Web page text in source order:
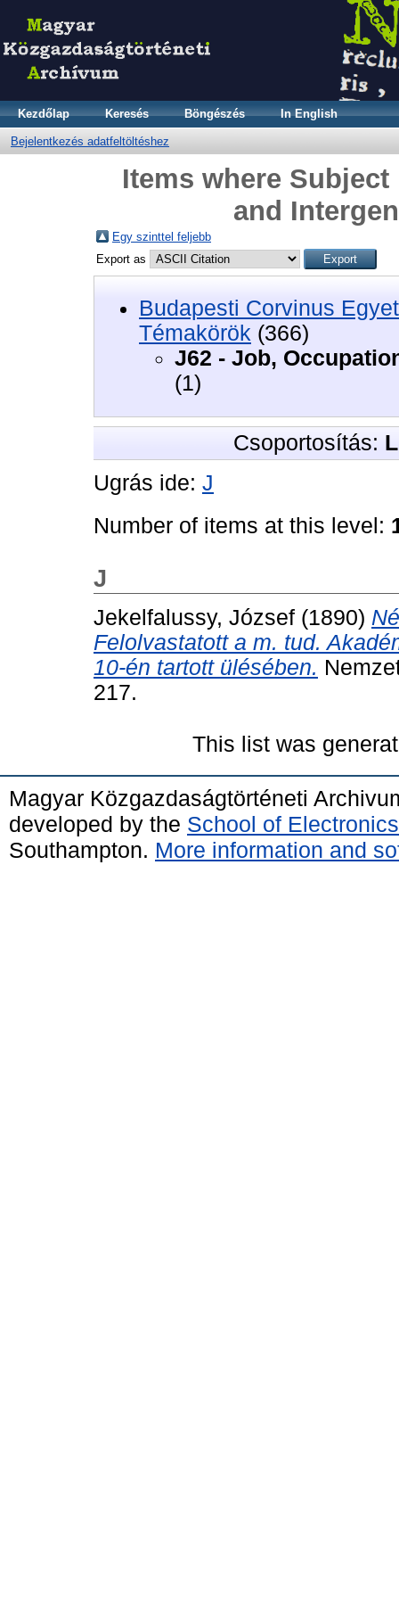
Kezdőlap Keresés Böngészés In English
Bejelentkezés adatfeltöltéshez
Items where
and
Egy szinttel feljebb
Export as
Budapesti Corvinus
Témakörök (366)
J62 - Job,
(1)
Csoportosítás:
Ugrás ide: J
Number of items at this level:
J
Jekelfalussy, József (1890)
Felolvastatott a m. tud.
10-én tartott ülésében.
217.
This list was
Magyar Közgazdaságtörténeti
developed by the School of
Southampton. More information and